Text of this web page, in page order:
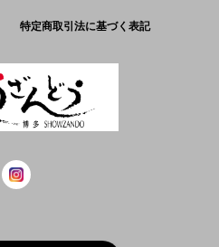
特定商取引法に基づく表記